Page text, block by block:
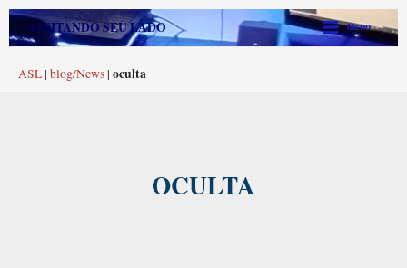
para
conteúdo
AJEITANDO SEU LADO
Main
Menu
ASL | blog/News | oculta
OCULTA